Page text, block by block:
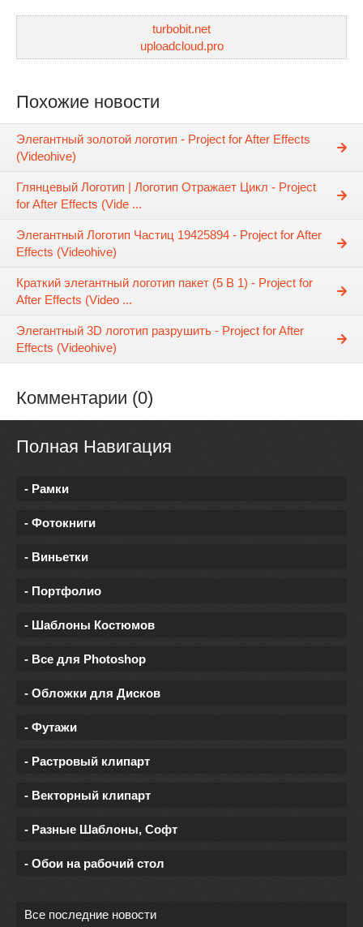
turbobit.net
uploadcloud.pro
Похожие новости
Элегантный золотой логотип - Project for After Effects
(Videohive)
Глянцевый Логотип | Логотип Отражает Цикл - Project
for After Effects (Vide ...
Элегантный Логотип Частиц 19425894 - Project for After
Effects (Videohive)
Краткий элегантный логотип пакет (5 В 1) - Project for
After Effects (Video ...
Элегантный 3D логотип разрушить - Project for After
Effects (Videohive)
Комментарии (0)
Полная Навигация
- Рамки
- Фотокниги
- Виньетки
- Портфолио
- Шаблоны Костюмов
- Все для Photoshop
- Обложки для Дисков
- Футажи
- Растровый клипарт
- Векторный клипарт
- Разные Шаблоны, Софт
- Обои на рабочий стол
Все последние новости